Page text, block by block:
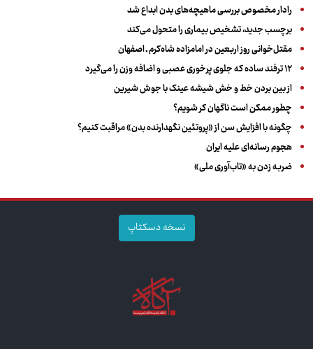
رادار مخصوص بررسی ماهیچه‌های بدن ابداع شد
برچسب جدید، تشخیص بیماری را متحول می‌کند
مقتل‌خوانی روز اربعین در امامزاده شاه‌کرم ـ اصفهان
۱۲ ترفند ساده که جلوی پرخوری عصبی و اضافه ‌وزن را می‌گیرد
از بین بردن خط و خش شیشه عینک با جوش شیرین
چطور ممکن است ناگهان کر شویم؟
چگونه با افزایش سن از «پروتئین نگهدارنده بدن» مراقبت کنیم؟
هجوم رسانه‌ای علیه ایران
ضربه زدن به «تاب‌آوری ملی»
نسخه دسکتاپ